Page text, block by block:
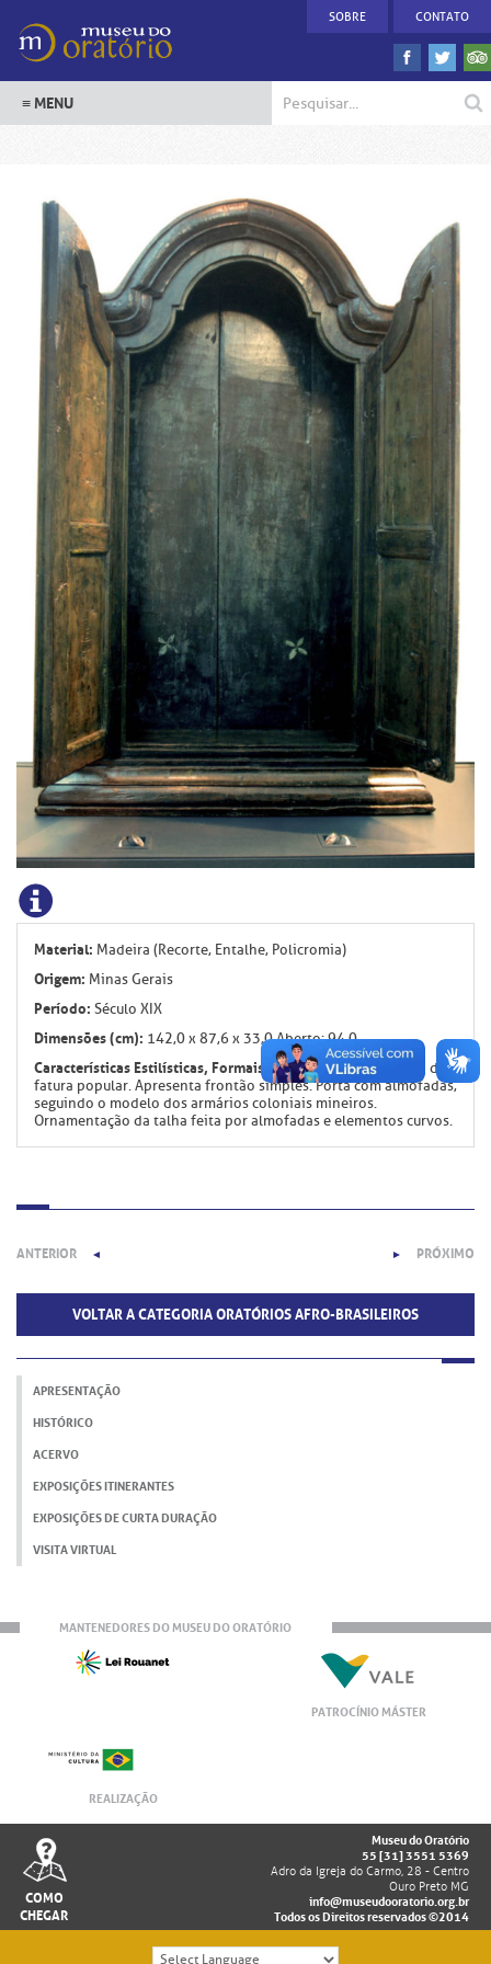
SOBRE CONTATO
Material: Madeira (Recorte, Entalhe, Policromia)
Origem: Minas Gerais
Período: Século XIX
Dimensões (cm): 142,0 x 87,6 x 33,0 Aberto: 94,0
Características Estilísticas, Formais e Ornamentais:Oratório de
fatura popular. Apresenta frontão simples. Porta com almofadas,
seguindo o modelo dos armários coloniais mineiros.
Ornamentação da talha feita por almofadas e elementos curvos.
ANTERIOR ◄ ► PRÓXIMO
VOLTAR A CATEGORIA ORATÓRIOS AFRO-BRASILEIROS
APRESENTAÇÃO
HISTÓRICO
ACERVO
EXPOSIÇÕES ITINERANTES
EXPOSIÇÕES DE CURTA DURAÇÃO
VISITA VIRTUAL
MANTENEDORES DO MUSEU DO ORATÓRIO
PATROCÍNIO MÁSTER
REALIZAÇÃO
COMO
CHEGAR
Museu do Oratório
55 [31] 3551 5369
Adro da Igreja do Carmo, 28 - Centro
Ouro Preto MG
info@museudooratorio.org.br
Todos os Direitos reservados ©2014